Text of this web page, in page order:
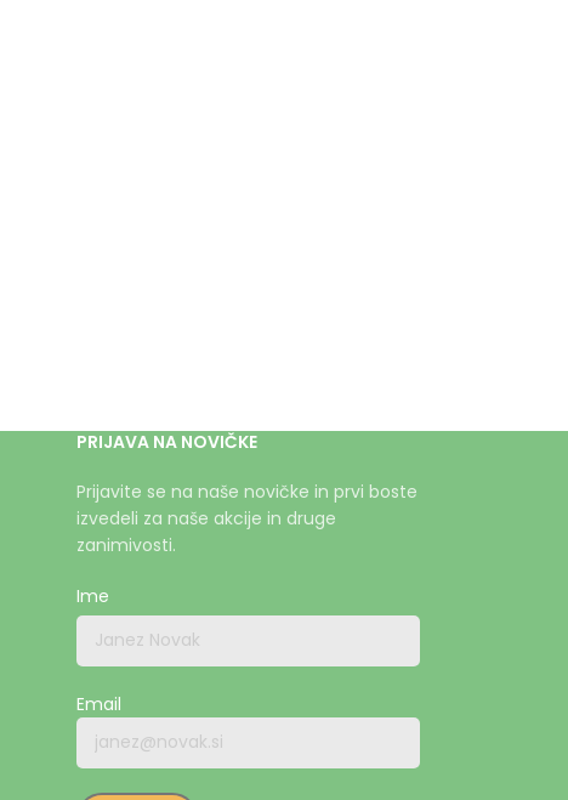
PRIJAVA NA NOVIČKE
Prijavite se na naše novičke in prvi boste
izvedeli za naše akcije in druge
zanimivosti.
Ime
Email